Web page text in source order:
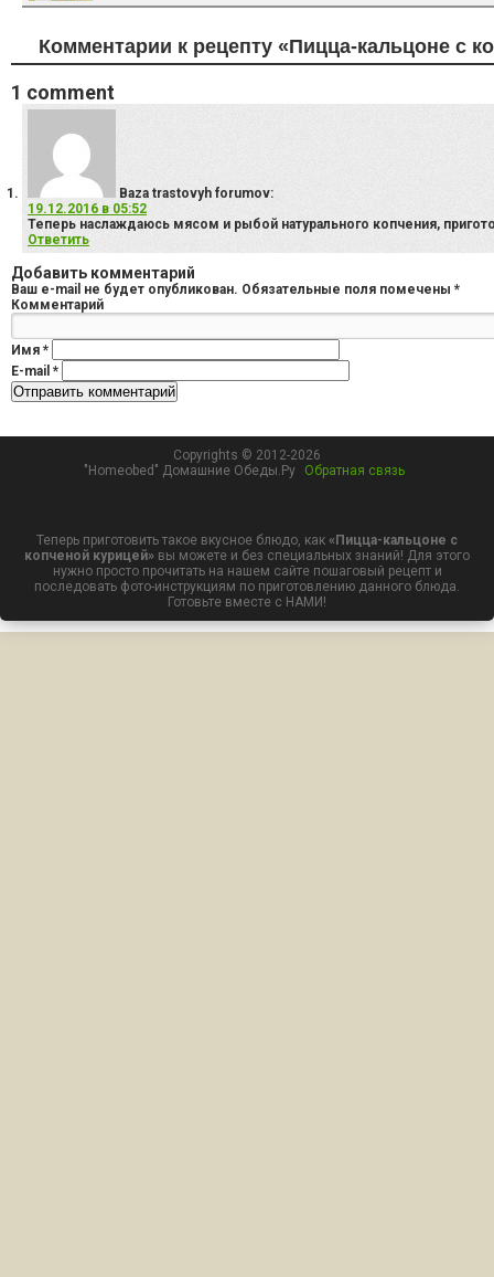
Комментарии к рецепту «Пицца-кальцоне с
1 comment
Baza trastovyh forumov:
19.12.2016 в 05:52
Теперь наслаждаюсь мясом и рыбой натурального копчения,
Ответить
Добавить комментарий
Ваш e-mail не будет опубликован. Обязательные поля помечены *
Комментарий
Имя *
E-mail *
Copyrights © 2012-2026
"Homeobed" Домашние Обеды.Ру
Обратная связь
Теперь приготовить такое вкусное блюдо, как «Пицца-кальцоне с
копченой курицей» вы можете и без специальных знаний! Для этого
нужно просто прочитать на нашем сайте пошаговый рецепт и
последовать фото-инструкциям по приготовлению данного блюда.
Готовьте вместе с НАМИ!